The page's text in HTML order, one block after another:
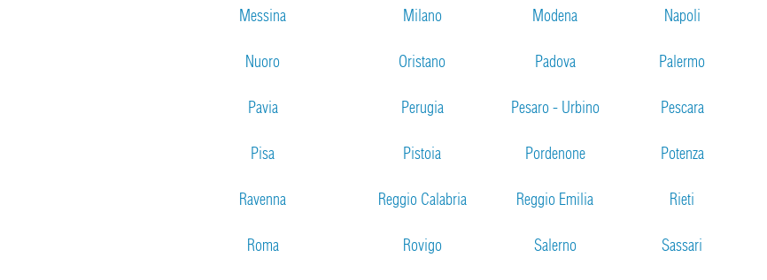
Messina Milano Modena Napoli
Nuoro Oristano Padova Palermo
Pavia Perugia Pesaro - Urbino Pescara
Pisa Pistoia Pordenone Potenza
Ravenna Reggio Calabria Reggio Emilia Rieti
Roma Rovigo Salerno Sassari